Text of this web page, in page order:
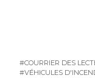
#COURRIER DES
#VÉHICULES